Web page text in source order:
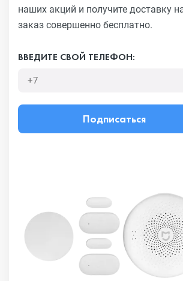
наших акций и получите доставку
заказ совершенно бесплатно.
ВВЕДИТЕ СВОЙ ТЕЛЕФОН:
Подписаться